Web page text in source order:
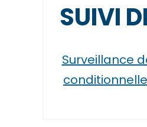
SUIVI
Surveillance
conditionnelle